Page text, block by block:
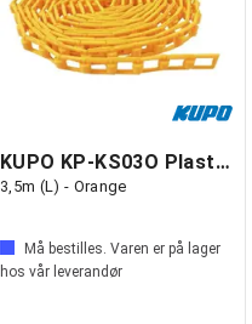
KUPO KP-KS03O Plastkjetting
3,5m (L) - Orange
Må bestilles. Varen er på lager
hos vår leverandør